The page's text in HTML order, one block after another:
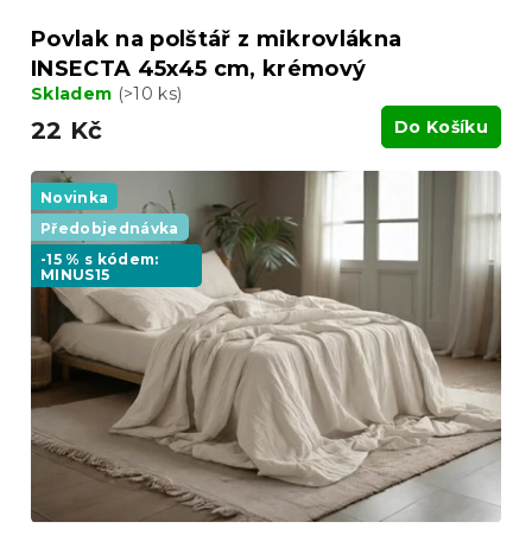
Povlak na polštář z mikrovlákna
INSECTA 45x45 cm, krémový
Skladem (>10 ks)
22 Kč Do Košíku
Novinka
Předobjednávka
-15 % s kódem:
MINUS15